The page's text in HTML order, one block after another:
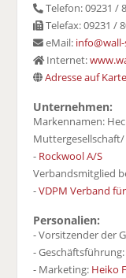
Telefon: 09231 /
Telefax: 09231 /
eMail:
Internet:
Adresse auf
Unternehmen:
Markennamen:
- Rockwool A/S
Verbandsmitglied
-VDPM Verband
Personalien:
- Vorsitzender der
-
- Marketing: Heiko